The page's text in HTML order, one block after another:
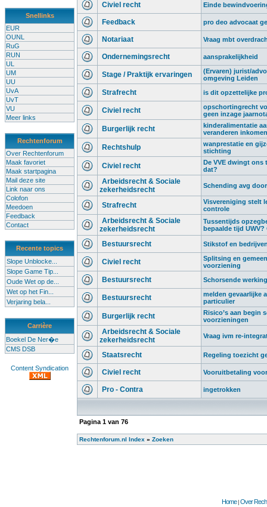
Snellinks
EUR
OUNL
RuG
RUN
UL
UM
UU
UvA
UvT
VU
Meer links
Rechtenforum
Over Rechtenforum
Maak favoriet
Maak startpagina
Mail deze site
Link naar ons
Colofon
Meedoen
Feedback
Contact
Recente topics
Slope Unblocke...
Slope Game Tip...
Oude Wet op de...
Wet op het Fin...
Verjaring bela...
Carrière
Boekel De Ner�e
CMS DSB
Content Syndication
Civiel recht Einde
Feedback pro deo advocaat
Notariaat Vraag mbt
Ondernemingsrecht aansprakelijkheid
Stage / Praktijk ervaringen
(Ervaren) jurist/
omgeving Leiden
Strafrecht is dit opzettelijke
Civiel recht
opschortingrecht
geen inzage
Burgerlijk recht
kinderalimentatie
veranderen inkomen
Rechtshulp
wanprestatie en
stichting
Civiel recht
De VVE dwingt ons
dat?
Arbeidsrecht & Sociale
zekerheidsrecht
Schending avg
Strafrecht
Visvereniging stelt
controle
Arbeidsrecht & Sociale
zekerheidsrecht
Tussentijds
bepaalde tijd UWV?
Bestuursrecht Stikstof en
Civiel recht
Splitsing en
voorziening
Bestuursrecht Schorsende
Bestuursrecht
melden gevaarlijke
particulier
Burgerlijk recht
Risico’s aan begin
voorzieningen
Arbeidsrecht & Sociale
zekerheidsrecht
Vraag ivm re-
Staatsrecht Regeling toezicht
Civiel recht Vooruitbetaling
Pro - Contra ingetrokken
Pagina 1 van 76
Rechtenforum.nl Index » Zoeken
Home|Over